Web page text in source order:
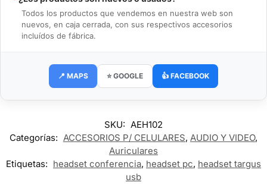
Todos los productos que vendemos en nuestra web son
nuevos, en caja cerrada, con sus respectivos accesorios
incluídos de fábrica.
📍 MAPS ⭐ GOOGLE 👍 FACEBOOK
SKU: AEH102
Categorías: ACCESORIOS P/ CELULARES, AUDIO Y VIDEO,
Auriculares
Etiquetas: headset conferencia, headset pc, headset targus
usb